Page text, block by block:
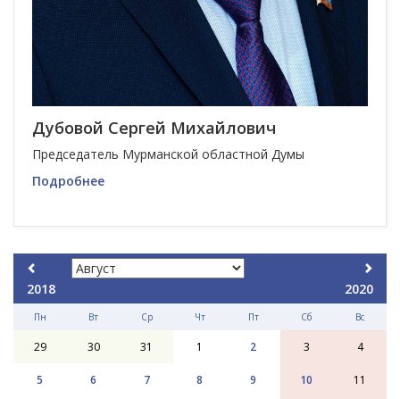
Дубовой Сергей Михайлович
Председатель Мурманской областной Думы
Подробнее
2018 2020
Пн Вт Ср Чт Пт Сб Вс
29 30 31 1 2 3 4
5 6 7 8 9 10 11